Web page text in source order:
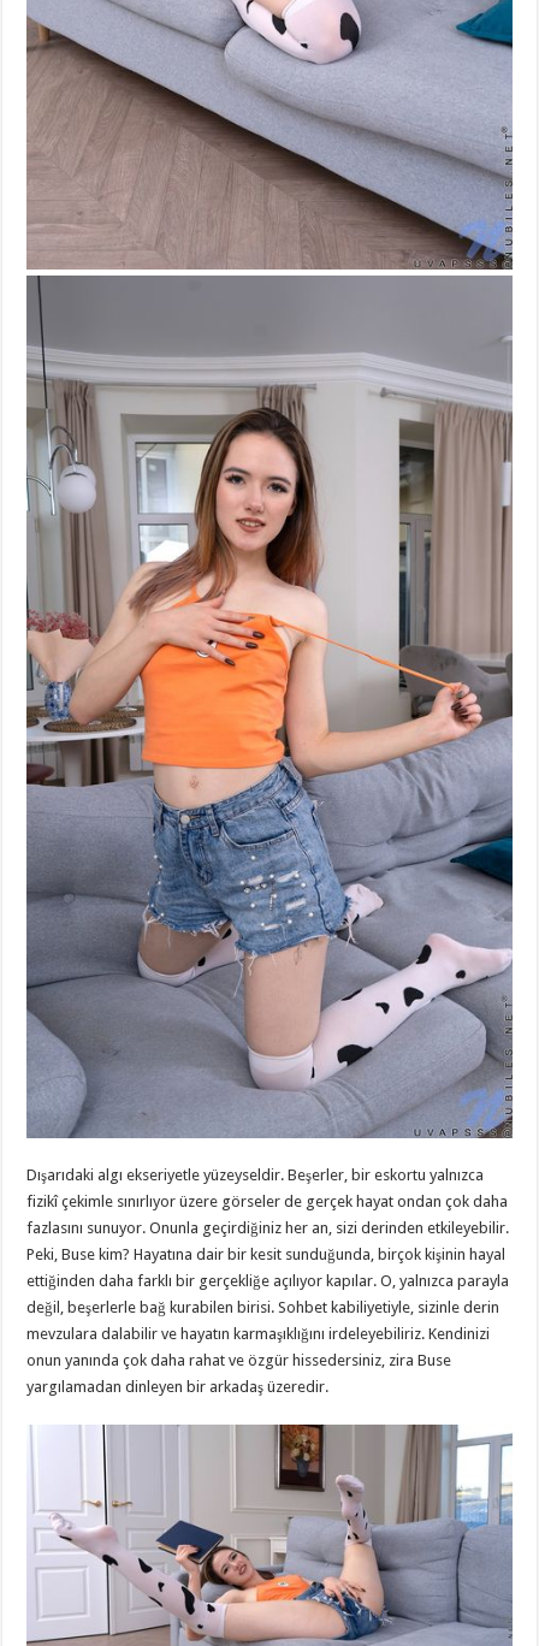
Dışarıdaki algı ekseriyetle yüzeyseldir. Beşerler, bir eskortu yalnızca
fizikî çekimle sınırlıyor üzere görseler de gerçek hayat ondan çok daha
fazlasını sunuyor. Onunla geçirdiğiniz her an, sizi derinden etkileyebilir.
Peki, Buse kim? Hayatına dair bir kesit sunduğunda, birçok kişinin hayal
ettiğinden daha farklı bir gerçekliğe açılıyor kapılar. O, yalnızca parayla
değil, beşerlerle bağ kurabilen birisi. Sohbet kabiliyetiyle, sizinle derin
mevzulara dalabilir ve hayatın karmaşıklığını irdeleyebiliriz. Kendinizi
onun yanında çok daha rahat ve özgür hissedersiniz, zira Buse
yargılamadan dinleyen bir arkadaş üzeredir.